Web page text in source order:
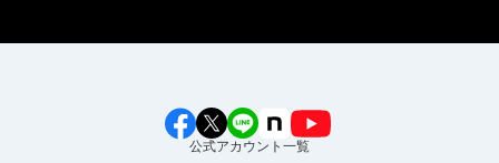
公式アカウント一覧